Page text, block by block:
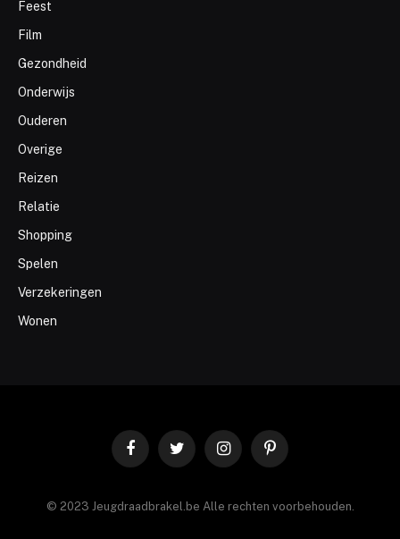
Feest
Film
Gezondheid
Onderwijs
Ouderen
Overige
Reizen
Relatie
Shopping
Spelen
Verzekeringen
Wonen
FacebookTwitter InstagramPinterest
© 2023 Jeugdraadbrakel.be Alle rechten voorbehouden.